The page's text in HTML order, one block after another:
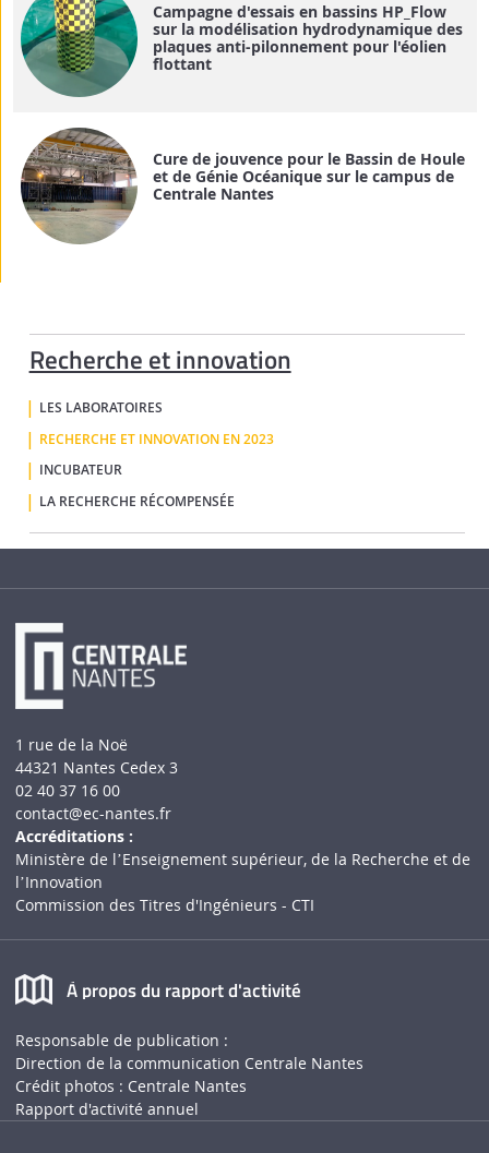
Recherche et innovation
LES LABORATOIRES
RECHERCHE ET INNOVATION EN 2023
INCUBATEUR
LA RECHERCHE RÉCOMPENSÉE
Campagne d'essais en bassins HP_Flow
sur la modélisation hydrodynamique des
plaques anti-pilonnement pour l'éolien
flottant
Cure de jouvence pour le Bassin de Houle
et de Génie Océanique sur le campus de
Centrale Nantes
1 rue de la Noë
44321 Nantes Cedex 3
02 40 37 16 00
contact@ec-nantes.fr
Accréditations :
Ministère de lʼEnseignement supérieur, de la Recherche et de
lʼInnovation
Commission des Titres d'Ingénieurs - CTI
À propos du rapport d'activité
Responsable de publication :
Direction de la communication Centrale Nantes
Crédit photos : Centrale Nantes
Rapport d'activité annuel